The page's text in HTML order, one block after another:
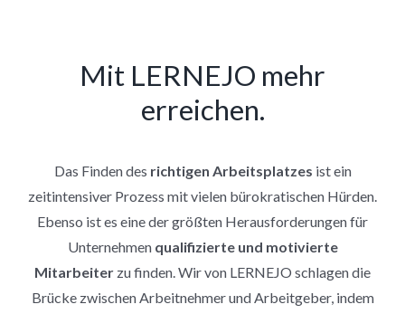
Mit LERNEJO mehr
erreichen.
Das Finden des richtigen Arbeitsplatzes ist ein
zeitintensiver Prozess mit vielen bürokratischen Hürden.
Ebenso ist es eine der größten Herausforderungen für
Unternehmen qualifizierte und motivierte
Mitarbeiter zu finden. Wir von LERNEJO schlagen die
Brücke zwischen Arbeitnehmer und Arbeitgeber, indem